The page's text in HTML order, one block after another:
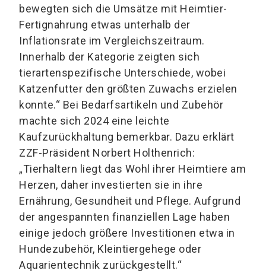
bewegten sich die Umsätze mit Heimtier-
Fertignahrung etwas unterhalb der
Inflationsrate im Vergleichszeitraum.
Innerhalb der Kategorie zeigten sich
tierartenspezifische Unterschiede, wobei
Katzenfutter den größten Zuwachs erzielen
konnte.“ Bei Bedarfsartikeln und Zubehör
machte sich 2024 eine leichte
Kaufzurückhaltung bemerkbar. Dazu erklärt
ZZF-Präsident Norbert Holthenrich:
„Tierhaltern liegt das Wohl ihrer Heimtiere am
Herzen, daher investierten sie in ihre
Ernährung, Gesundheit und Pflege. Aufgrund
der angespannten finanziellen Lage haben
einige jedoch größere Investitionen etwa in
Hundezubehör, Kleintiergehege oder
Aquarientechnik zurückgestellt.“